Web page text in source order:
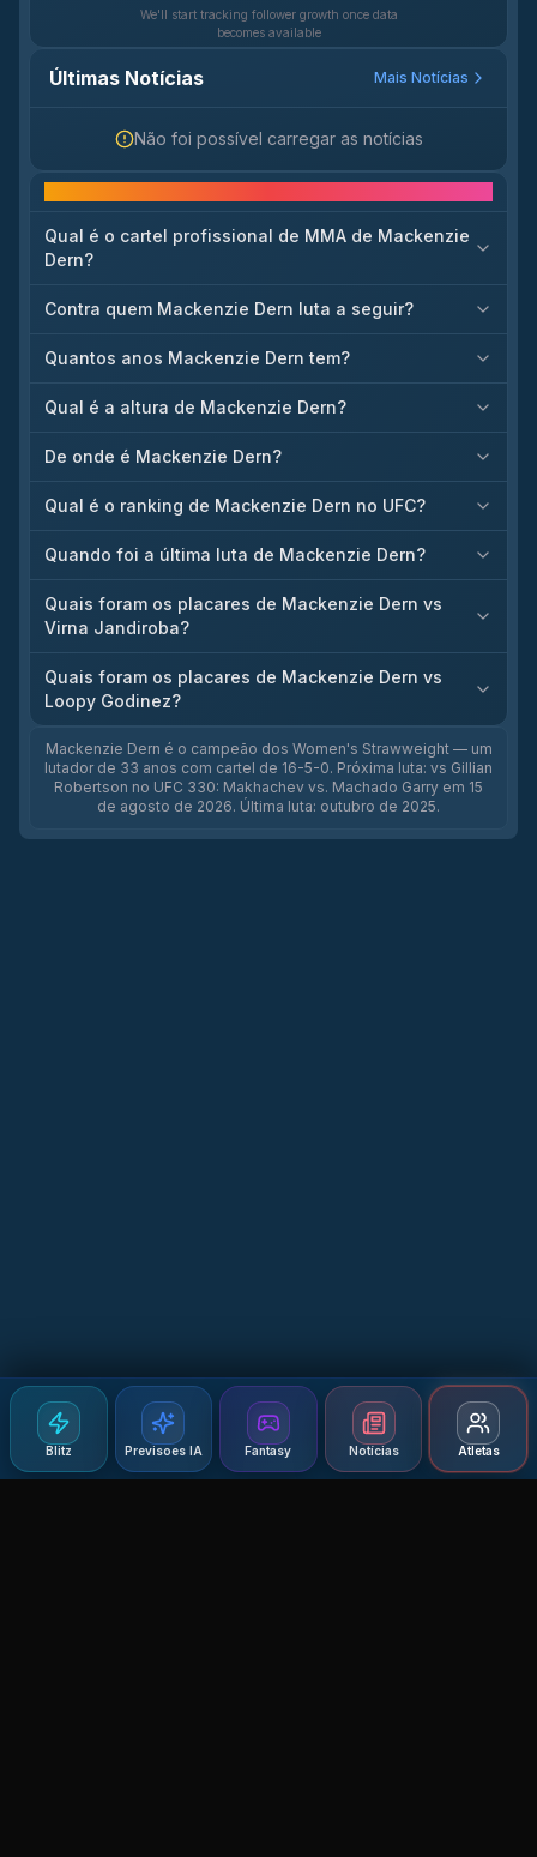
Blitz Previsoes IA Fantasy Notícias Atletas
We'll start tracking follower growth once data
becomes available
Últimas Notícias Mais Notícias
Não foi possível carregar as notícias
Qual é o cartel profissional de MMA de Mackenzie
Dern?
Contra quem Mackenzie Dern luta a seguir?
Quantos anos Mackenzie Dern tem?
Qual é a altura de Mackenzie Dern?
De onde é Mackenzie Dern?
Qual é o ranking de Mackenzie Dern no UFC?
Quando foi a última luta de Mackenzie Dern?
Quais foram os placares de Mackenzie Dern vs
Virna Jandiroba?
Quais foram os placares de Mackenzie Dern vs
Loopy Godinez?
Mackenzie Dern é o campeão dos Women's Strawweight — um
lutador de 33 anos com cartel de 16-5-0. Próxima luta: vs Gillian
Robertson no UFC 330: Makhachev vs. Machado Garry em 15
de agosto de 2026. Última luta: outubro de 2025.